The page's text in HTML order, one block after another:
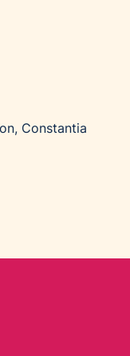
Constantia